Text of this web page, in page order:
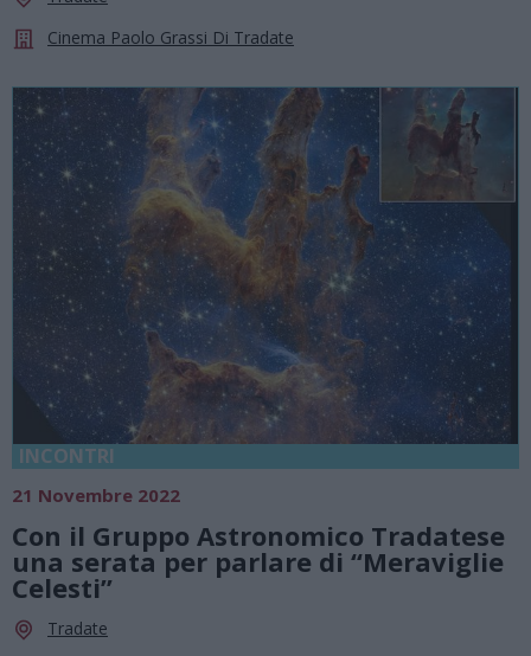
Cinema Paolo Grassi Di Tradate
INCONTRI
21 Novembre 2022
Con il Gruppo Astronomico Tradatese
una serata per parlare di “Meraviglie
Celesti”
Tradate